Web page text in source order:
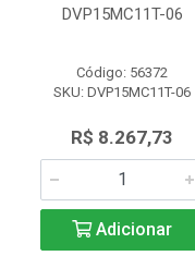
DVP15MC11T-06
Código: 56372
SKU: DVP15MC11T-06
R$ 8.267,73
Adicionar